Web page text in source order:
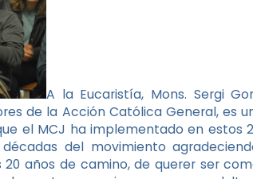
A la Eucaristía, Mons. Sergi
de la Acción Católica General, es
el MCJ ha implementado en estos
del movimiento
20 años de camino, de querer ser